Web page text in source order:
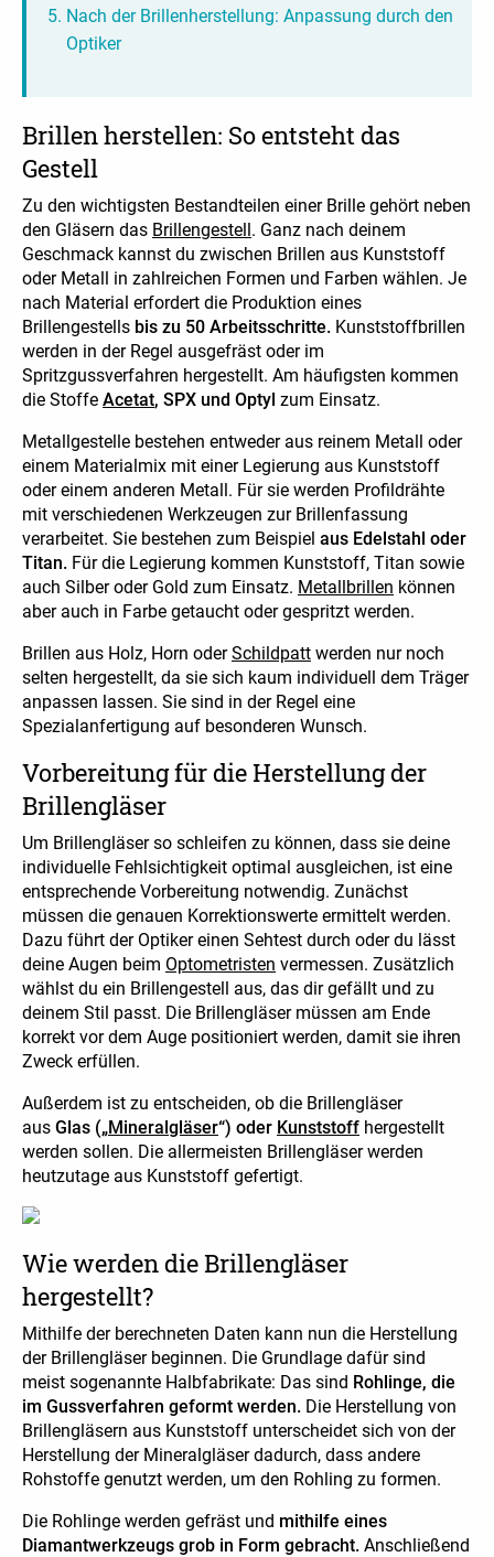
Nach der Brillenherstellung: Anpassung durch den
Optiker
Brillen herstellen: So entsteht das
Gestell
Zu den wichtigsten Bestandteilen einer Brille gehört neben
den Gläsern das Brillengestell. Ganz nach deinem
Geschmack kannst du zwischen Brillen aus Kunststoff
oder Metall in zahlreichen Formen und Farben wählen. Je
nach Material erfordert die Produktion eines
Brillengestells bis zu 50 Arbeitsschritte. Kunststoffbrillen
werden in der Regel ausgefräst oder im
Spritzgussverfahren hergestellt. Am häufigsten kommen
die Stoffe Acetat, SPX und Optyl zum Einsatz.
Metallgestelle bestehen entweder aus reinem Metall oder
einem Materialmix mit einer Legierung aus Kunststoff
oder einem anderen Metall. Für sie werden Profildrähte
mit verschiedenen Werkzeugen zur Brillenfassung
verarbeitet. Sie bestehen zum Beispiel aus Edelstahl oder
Titan. Für die Legierung kommen Kunststoff, Titan sowie
auch Silber oder Gold zum Einsatz. Metallbrillen können
aber auch in Farbe getaucht oder gespritzt werden.
Brillen aus Holz, Horn oderSchildpatt werden nur noch
selten hergestellt, da sie sich kaum individuell dem Träger
anpassen lassen. Sie sind in der Regel eine
Spezialanfertigung auf besonderen Wunsch.
Vorbereitung für die Herstellung der
Brillengläser
Um Brillengläser so schleifen zu können, dass sie deine
individuelle Fehlsichtigkeit optimal ausgleichen, ist eine
entsprechende Vorbereitung notwendig. Zunächst
müssen die genauen Korrektionswerte ermittelt werden.
Dazu führt der Optiker einen Sehtest durch oder du lässt
deine Augen beim Optometristen vermessen. Zusätzlich
wählst du ein Brillengestell aus, das dir gefällt und zu
deinem Stil passt. Die Brillengläser müssen am Ende
korrekt vor dem Auge positioniert werden, damit sie ihren
Zweck erfüllen.
Außerdem ist zu entscheiden, ob die Brillengläser
aus Glas („Mineralgläser“) oder Kunststoff hergestellt
werden sollen. Die allermeisten Brillengläser werden
heutzutage aus Kunststoff gefertigt.
Wie werden die Brillengläser
hergestellt?
Mithilfe der berechneten Daten kann nun die Herstellung
der Brillengläser beginnen. Die Grundlage dafür sind
meist sogenannte Halbfabrikate: Das sind Rohlinge, die
im Gussverfahren geformt werden. Die Herstellung von
Brillengläsern aus Kunststoff unterscheidet sich von der
Herstellung der Mineralgläser dadurch, dass andere
Rohstoffe genutzt werden, um den Rohling zu formen.
Die Rohlinge werden gefräst und mithilfe eines
Diamantwerkzeugs grob in Form gebracht. Anschließend